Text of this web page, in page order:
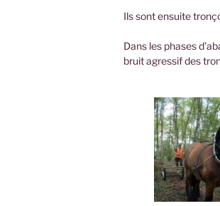
Ils sont ensuite
Dans les phases
bruit agressif des